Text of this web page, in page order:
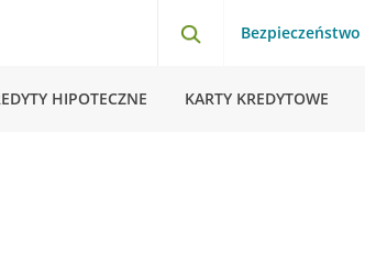
Bezpieczeństwo
HIPOTECZNE KARTY KREDYTOWE